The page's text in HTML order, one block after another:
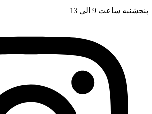
پنجشنبه ساعت 9 الی 13